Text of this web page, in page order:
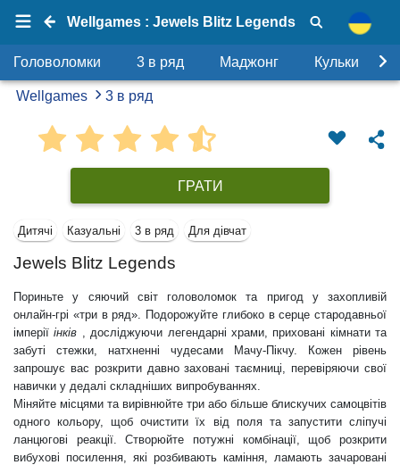
Wellgames : Jewels Blitz Legends
Головоломки 3 в ряд Маджонг Кульки
Wellgames 3 в ряд
ГРАТИ
Дитячі Казуальні 3 в ряд Для дівчат
Jewels Blitz Legends
Пориньте у сяючий світ головоломок та пригод у захопливій
онлайн-грі «три в ряд». Подорожуйте глибоко в серце стародавньої
імперіїінків , досліджуючи легендарні храми, приховані кімнати та
забуті стежки, натхненні чудесами Мачу-Пікчу. Кожен рівень
запрошує вас розкрити давно заховані таємниці, перевіряючи свої
навички у дедалі складніших випробуваннях.
Міняйте місцями та вирівнюйте три або більше блискучих самоцвітів
одного кольору, щоб очистити їх від поля та запустити сліпучі
ланцюгові реакції. Створюйте потужні комбінації, щоб розкрити
вибухові посилення, які розбивають каміння, ламають зачаровані